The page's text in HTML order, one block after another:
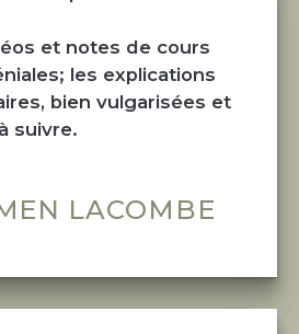
et notes de cours
les explications
bien vulgarisées et
suivre.
LACOMBE